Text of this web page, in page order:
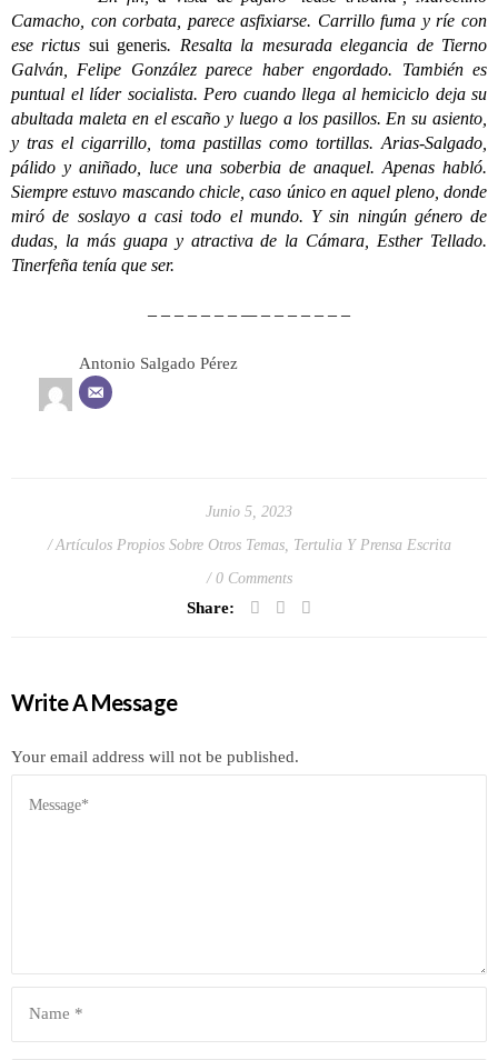
Camacho, con corbata, parece asfixiarse. Carrillo fuma y ríe con
ese rictus sui generis. Resalta la mesurada elegancia de Tierno
Galván, Felipe González parece haber engordado. También es
puntual el líder socialista. Pero cuando llega al hemiciclo deja su
abultada maleta en el escaño y luego a los pasillos. En su asiento,
y tras el cigarrillo, toma pastillas como tortillas. Arias-Salgado,
pálido y aniñado, luce una soberbia de anaquel. Apenas habló.
Siempre estuvo mascando chicle, caso único en aquel pleno, donde
miró de soslayo a casi todo el mundo. Y sin ningún género de
dudas, la más guapa y atractiva de la Cámara, Esther Tellado.
Tinerfeña tenía que ser.
– – – – – – – — – – – – – – –
Antonio Salgado Pérez
Junio 5, 2023
Artículos Propios Sobre Otros Temas, Tertulia Y Prensa Escrita
0 Comments
Share:
Write A Message
Your email address will not be published.